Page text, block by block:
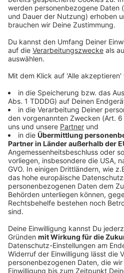
© dpa-
Welt
Schweinestall in Flammen –
tot
Landwirte liefern mit